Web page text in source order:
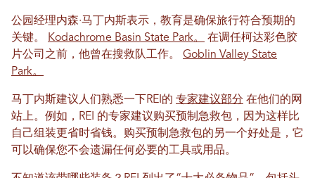
公园经理内森·马丁内斯表示，教育是确保旅行符合预期的
关键。
Kodachrome Basin State Park。
在调任柯达彩色胶
片公司之前，他曾在搜救队工作。 Goblin Valley State
Park。
马丁内斯建议人们熟悉一下REI的 专家建议部分 在他们的网
站上。例如，REI 的专家建议购买预制急救包，因为这样比
自己组装更省时省钱。购买预制急救包的另一个好处是，它
可以确保您不会遗漏任何必要的工具或用品。